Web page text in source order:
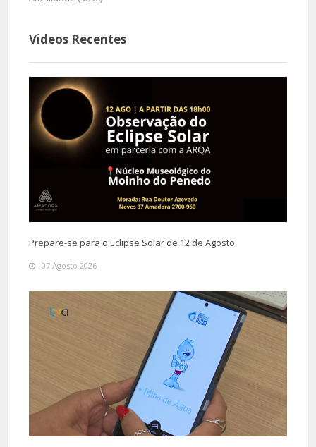
Videos Recentes
Prepare-se para o Eclipse Solar de 12 de Agosto
07 Agosto 2026